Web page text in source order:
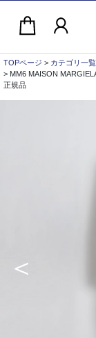
TOPページ > カテゴリ一覧
> MM6 MAISON
正規品